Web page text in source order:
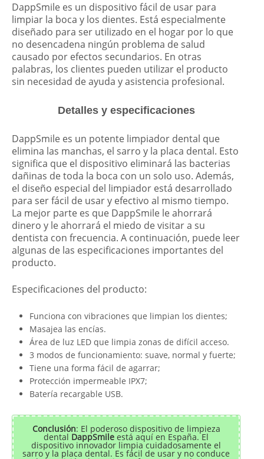
DappSmile es un dispositivo fácil de usar para
limpiar la boca y los dientes. Está especialmente
diseñado para ser utilizado en el hogar por lo que
no desencadena ningún problema de salud
causado por efectos secundarios. En otras
palabras, los clientes pueden utilizar el producto
sin necesidad de ayuda y asistencia profesional.
Detalles y especificaciones
DappSmile es un potente limpiador dental que
elimina las manchas, el sarro y la placa dental. Esto
significa que el dispositivo eliminará las bacterias
dañinas de toda la boca con un solo uso. Además,
el diseño especial del limpiador está desarrollado
para ser fácil de usar y efectivo al mismo tiempo.
La mejor parte es que DappSmile le ahorrará
dinero y le ahorrará el miedo de visitar a su
dentista con frecuencia. A continuación, puede leer
algunas de las especificaciones importantes del
producto.
Especificaciones del producto:
Funciona con vibraciones que limpian los dientes;
Masajea las encías.
Área de luz LED que limpia zonas de difícil acceso.
3 modos de funcionamiento: suave, normal y fuerte;
Tiene una forma fácil de agarrar;
Protección impermeable IPX7;
Batería recargable USB.
Conclusión: El poderoso dispositivo de limpieza
dental DappSmile está aquí en España. El
dispositivo innovador limpia cuidadosamente el
sarro y la placa dental. Es fácil de usar y no conduce